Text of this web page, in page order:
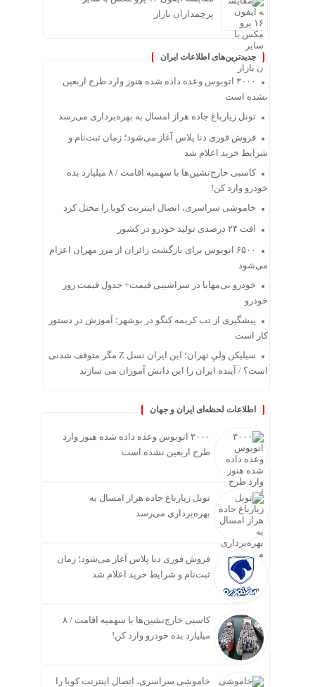
پرچمداران بازار
جدیدترین‌های اطلاعات ایران
۳۰۰۰ اتوبوس وعده داده شده هنوز وارد طرح اربعین
نشده است
تونل زیارباغ جاده هراز امسال به بهره‌برداری می‌رسد
فروش فوری دنا پلاس آغاز می‌شود؛ زمان ثبت‌نام و
شرایط خرید اعلام شد
کاسبی خارج‌نشین‌ها با سهمیه اقامت / ۸ میلیارد بده
خودرو وارد کن!
خاموشی سراسری، اتصال اینترنت کوبا را مختل کرد
افت ۲۴ درصدی تولید خودرو در کشور
۶۵۰۰ اتوبوس برای بازگشت زائران از مرز مهران اعزام
می‌شود
خودرو بی‌مهابا در سراشیبی قیمت+ جدول قیمت روز
خودرو
پیشگیری از تب کریمه کنگو در بوشهر؛ آموزش در دستور
کار است
سیلیکن ولیِ تهران؛ این ایران نسل Z مگر متوقف شدنی
است؟ / آینده ایران را این دانش آموزان می سازند
اطلاعات لحظه‌ای ایران و جهان
۳۰۰۰ اتوبوس وعده داده شده هنوز وارد
طرح اربعین نشده است
تونل زیارباغ جاده هراز امسال به
بهره‌برداری می‌رسد
فروش فوری دنا پلاس آغاز می‌شود؛ زمان
ثبت‌نام و شرایط خرید اعلام شد
کاسبی خارج‌نشین‌ها با سهمیه اقامت / ۸
میلیارد بده خودرو وارد کن!
خاموشی سراسری، اتصال اینترنت کوبا را